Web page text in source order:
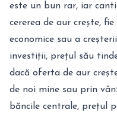
este un bun rar, iar
cererea de aur crește,
economice sau a
investiții, prețul său
dacă oferta de aur
de noi mine sau prin
băncile centrale, prețul